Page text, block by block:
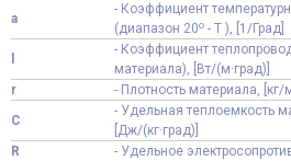
a
- Коэффициент
(диапазон 20o - T ), [1/Град]
- Коэффициент
материала), [Вт/(м·град)]
r
- Плотность материала, [кг/
C
- Удельная теплоемкость
[Дж/(кг·град)]
R
- Удельное